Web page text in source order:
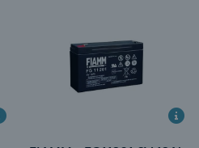
industriële loodzuurbatterijen
een eigen weg zijn ingeslagen.